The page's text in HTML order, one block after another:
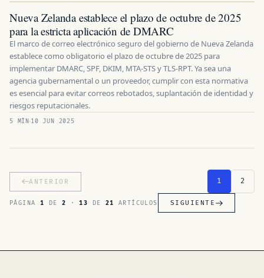
Nueva Zelanda establece el plazo de octubre de 2025
para la estricta aplicación de DMARC
El marco de correo electrónico seguro del gobierno de Nueva Zelanda
establece como obligatorio el plazo de octubre de 2025 para
implementar DMARC, SPF, DKIM, MTA-STS y TLS-RPT. Ya sea una
agencia gubernamental o un proveedor, cumplir con esta normativa
es esencial para evitar correos rebotados, suplantación de identidad y
riesgos reputacionales.
5 MÍN 10 JUN 2025
ANTERIOR 1 2
PÁGINA 1 DE 2 ·13 DE 21 ARTÍCULOS SIGUIENTE